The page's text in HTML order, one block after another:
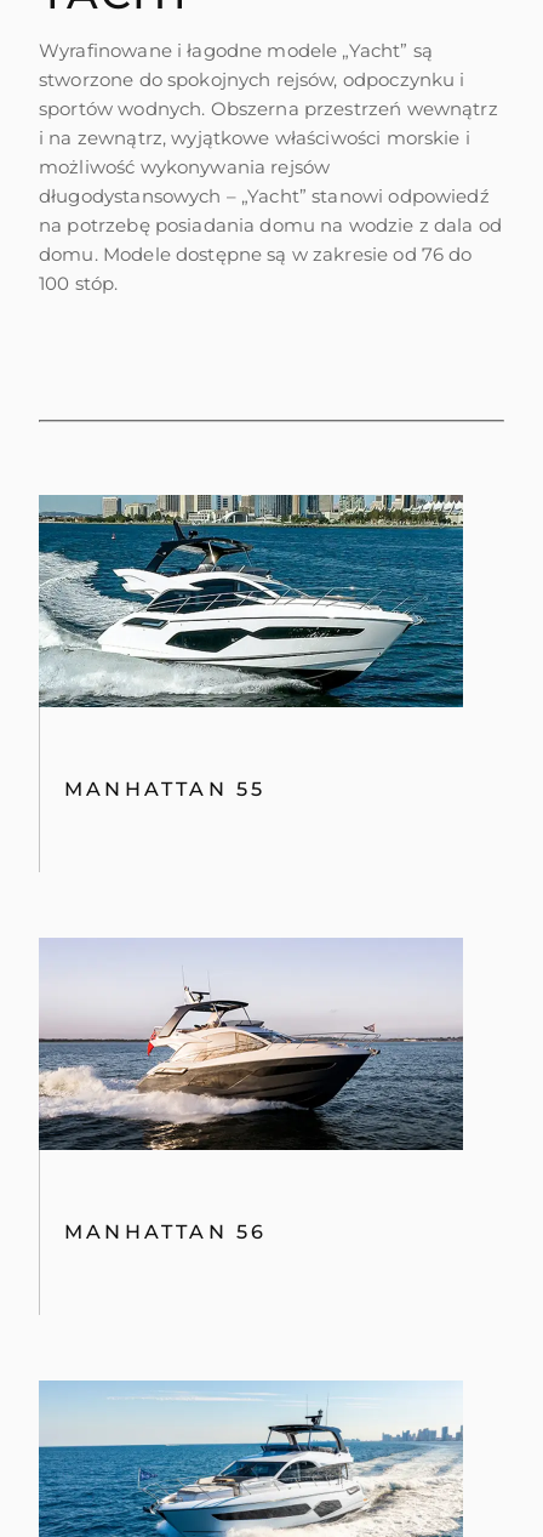
Wyrafinowane i łagodne modele „Yacht” są
stworzone do spokojnych rejsów, odpoczynku i
sportów wodnych. Obszerna przestrzeń wewnątrz
i na zewnątrz, wyjątkowe właściwości morskie i
możliwość wykonywania rejsów
długodystansowych – „Yacht” stanowi odpowiedź
na potrzebę posiadania domu na wodzie z dala od
domu. Modele dostępne są w zakresie od 76 do
100 stóp.
MANHATTAN 55
MANHATTAN 56